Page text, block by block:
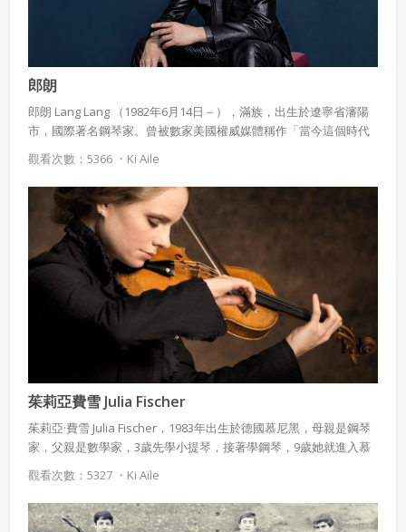
郎朗
郎朗 Lang Lang （1982年6月14日－），滿族，出生於遼寧省瀋陽
市，國際著名鋼琴家。曾被數家美國權威媒體稱作「當今這個時代
最天才、最閃亮的偶像明星」 。他是受聘於世界頂級的柏林愛樂樂
團和美國五大交響樂團的第一位中國鋼琴家。曾被《人物》雜誌稱
為「將改變世界的20名青年」之一。現居美國紐約。
觀看次數：5366 ・ Ki Aile
茱莉亞費雪 Julia Fischer
茱莉亞·費雪 Julia Fischer，1983年出生於德國慕尼黑，母親是鋼琴
家，父親是數學家，3歲先學小提琴，接著學鋼琴，9歲她就進入慕
尼黑音樂學院就讀。 是音樂圈內少見鋼琴與小提琴都能獨當一面的
音樂家。 1995年參加曼紐因小提琴國際大賽獲得首獎，當時還在世
的曼紐因親自頒發金牌和最佳巴赫無伴奏獎給她。 在莫札特250週
年誕辰紀念音樂會中，薩爾茲堡音樂節挑選費雪演奏莫札特生前用
觀看次數：5327 ・ Ki Aile